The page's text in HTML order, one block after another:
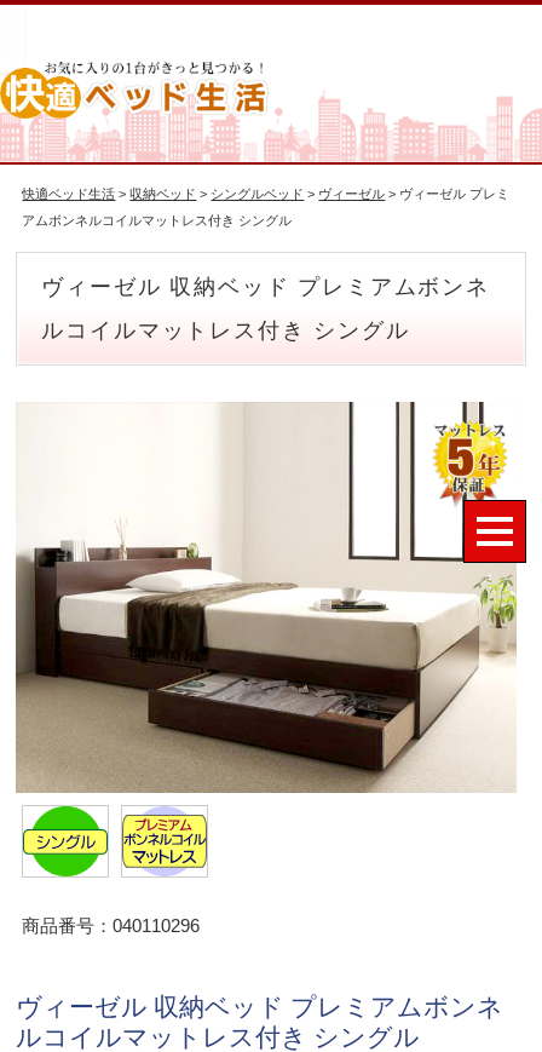
快適ベッド生活 >収納ベッド > シングルベッド > ヴィーゼル > ヴィーゼル プレミ
アムボンネルコイルマットレス付き シングル
ヴィーゼル 収納ベッド プレミアムボンネ
ルコイルマットレス付き シングル
商品番号：040110296
ヴィーゼル 収納ベッド プレミアムボンネ
ルコイルマットレス付き シングル